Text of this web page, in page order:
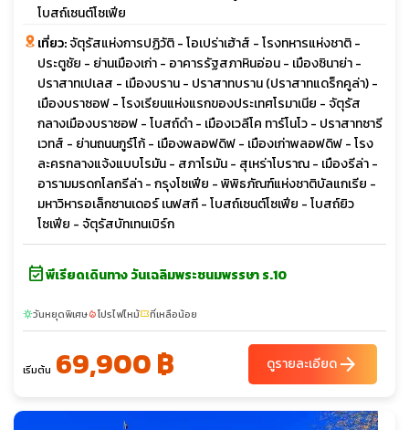
โบสถ์เซนต์โซเฟีย
เที่ยว:จัตุรัสแห่งการปฏิวัติ - โอเปร่าเฮ้าส์ - โรงทหารแห่งชาติ -
ประตูชัย - ย่านเมืองเก่า - อาคารรัฐสภาหินอ่อน - เมืองซินาย่า -
ปราสาทเปเลส - เมืองบราน - ปราสาทบราน (ปราสาทแดร็กคูล่า) -
เมืองบราซอฟ - โรงเรียนแห่งแรกของประเทศโรมาเนีย - จัตุรัส
กลางเมืองบราซอฟ - โบสถ์ดำ - เมืองเวลีโค ทาร์โนโว - ปราสาทซารี
เวทส์ - ย่านถนนกูร์โก้ - เมืองพลอฟดิฟ - เมืองเก่าพลอฟดิฟ - โรง
ละครกลางแจ้งแบบโรมัน - สภาโรมัน - สุเหร่าโบราณ - เมืองรีล่า -
อารามมรดกโลกรีล่า - กรุงโซเฟีย - พิพิธภัณฑ์แห่งชาติบัลแกเรีย -
มหาวิหารอเล็กซานเดอร์ เนฟสกี - โบสถ์เซนต์โซเฟีย - โบสถ์ยิว
โซเฟีย - จัตุรัสบัทเทนเบิร์ก
event_availableพีเรียดเดินทาง วันเฉลิมพระชนมพรรษา ร.10
sunnyวันหยุดพิเศษlocal_fire_departmentโปรไฟไหม้confirmation_numberที่เหลือน้อย
เริ่มต้น 69,900 ฿ ดูรายละเอียดarrow_forward